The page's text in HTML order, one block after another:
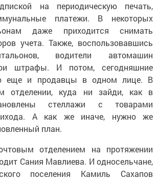
на периодическую печать,
платежи. В некоторых
даже приходится снимать
учета. Также, воспользовавшись
водители автомашин
штрафы. И потом, сегодняшние
еще и продавцы в одном лице. В
отделении, куда ни зайди, как в
стеллажи с товарами
А как же иначе, нужно же
план.
отделением на протяжении
Сания Мавлиева. И односельчане,
поселения Камиль Сахапов